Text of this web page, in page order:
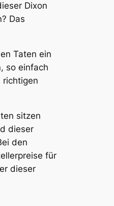
Dixon
Das
Taten ein
so einfach
richtigen
sitzen
dieser
den
für
dieser